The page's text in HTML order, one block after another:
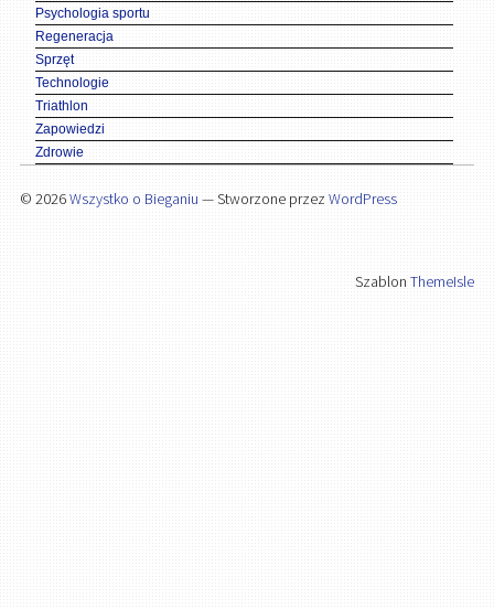
Psychologia sportu
Regeneracja
Sprzęt
Technologie
Triathlon
Zapowiedzi
Zdrowie
© 2026Wszystko o Bieganiu — Stworzone przez WordPress
SzablonThemeIsle